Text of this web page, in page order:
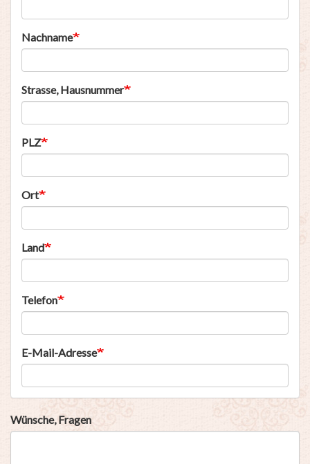
Nachname
Strasse, Hausnummer
PLZ
Ort
Land
Telefon
E-Mail-Adresse
Wünsche, Fragen